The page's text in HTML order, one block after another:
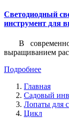
Светодиодный
инструмент для
В
выращиванием
Подробнее
Главная
Садовый
Лопаты для
Цикл